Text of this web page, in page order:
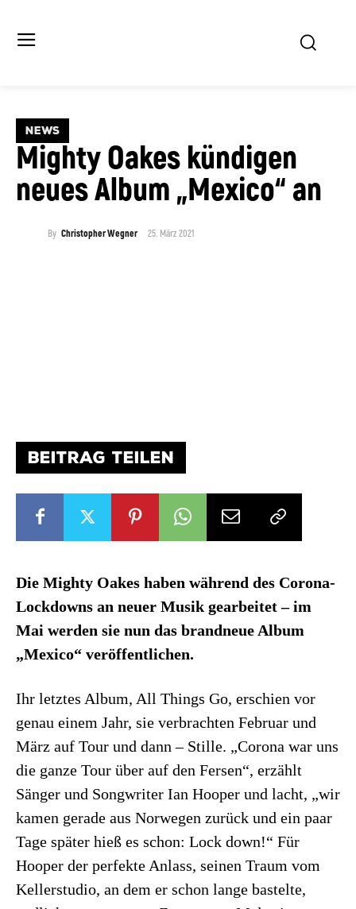
NEWS
Mighty Oakes kündigen
neues Album „Mexico“ an
By Christopher Wegner 25. März 2021
BEITRAG TEILEN
Die Mighty Oakes haben während des Corona-
Lockdowns an neuer Musik gearbeitet – im
Mai werden sie nun das brandneue Album
„Mexico“ veröffentlichen.
Ihr letztes Album, All Things Go, erschien vor
genau einem Jahr, sie verbrachten Februar und
März auf Tour und dann – Stille. „Corona war uns
die ganze Tour über auf den Fersen“, erzählt
Sänger und Songwriter Ian Hooper und lacht, „wir
kamen gerade aus Norwegen zurück und ein paar
Tage später hieß es schon: Lock down!“ Für
Hooper der perfekte Anlass, seinen Traum vom
Kellerstudio, an dem er schon lange bastelte,